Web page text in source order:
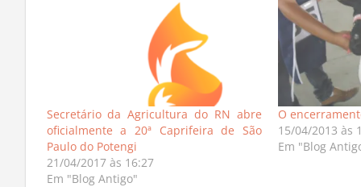
Secretário da Agricultura do RN abre
oficialmente a 20ª Caprifeira de São
Paulo do Potengi
21/04/2017 às 16:27
Em "Blog Antigo"
O
15/04/2013 às
Em "Blog